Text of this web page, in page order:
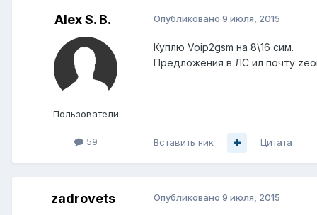
Alex S. B.
Пользователи
59
Опубликовано 9 июля, 2015
Куплю Voip2gsm на 8\16 сим.
Предложения в ЛС ил почту
Вставить ник Цитата
zadrovets Опубликовано 9 июля, 2015